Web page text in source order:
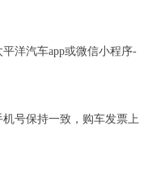
洋汽车app或微信小程序-
号保持一致，购车发票上